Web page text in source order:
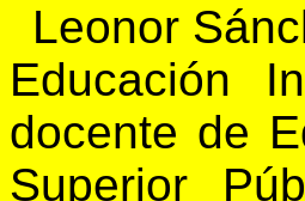
Leonor
Educación
docente de
Superior